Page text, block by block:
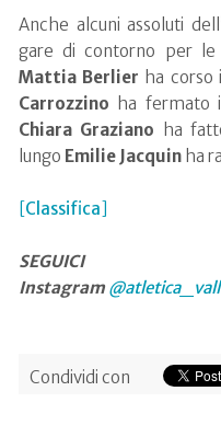
Anche alcuni assoluti
gare di contorno per le
Mattia Berlier ha
Carrozzino ha fermato
Chiara Graziano ha
lungo Emilie Jacquin ha
[Classifica]
Instagram
Condividi con